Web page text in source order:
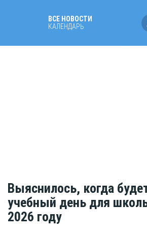
ВСЕ НОВОСТИ
КАЛЕНДАРЬ
Выяснилось, когда
учебный день для
2026 году